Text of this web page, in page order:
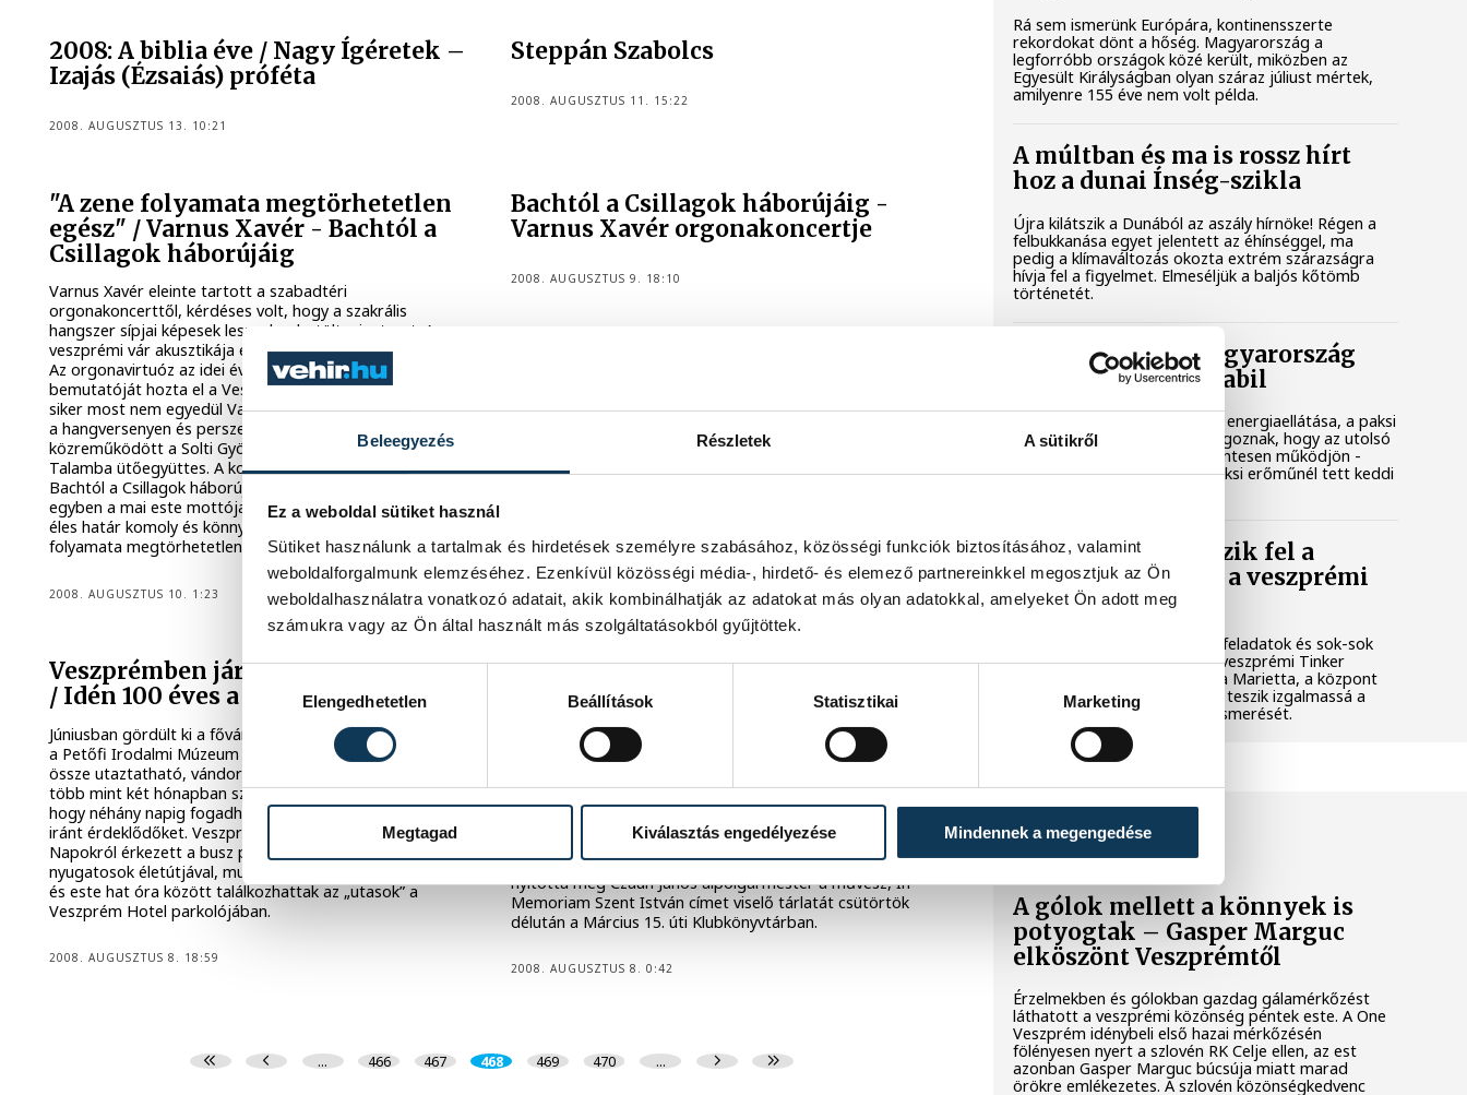
Beleegyezés Részletek A sütikről
Ez a weboldal sütiket használ
Sütiket használunk a tartalmak és hirdetések személyre szabásához, közösségi funkciók biztosításához, valamint
weboldalforgalmunk elemzéséhez. Ezenkívül közösségi média-, hirdető- és elemező partnereinkkel megosztjuk az Ön
weboldalhasználatra vonatkozó adatait, akik kombinálhatják az adatokat más olyan adatokkal, amelyeket Ön adott meg
számukra vagy az Ön által használt más szolgáltatásokból gyűjtöttek.
Hozzájárulás kiválasztása
Elengedhetetlen
Beállítások Statisztikai Marketing
Megtagad Kiválasztás engedélyezése Mindennek a megengedése
2008: A biblia éve / Nagy Ígéretek –
Izajás (Ézsaiás) próféta
2008. AUGUSZTUS 13. 10:21
Steppán Szabolcs
2008. AUGUSZTUS 11. 15:22
"A zene folyamata megtörhetetlen
egész" / Varnus Xavér - Bachtól a
Csillagok háborújáig
Varnus Xavér eleinte tartott a szabadtéri
orgonakoncerttől, kérdéses volt, hogy a szakrális
hangszer sípjai képesek lesznek-e betölteni a teret. A
veszprémi vár akusztikája ez alkalommal is jól vizsgázott.
Az orgonavirtuóz az idei évben kiadott albumának
bemutatóját hozta el a Veszprémi Nyári Fesztiválra. A
siker most nem egyedül Varnus Xavér játékának jutalma,
a hangversenyen és persze a lemez felvételénél is
közreműködött a Solti György Rézfúvós zenekar és a
Talamba ütőegyüttes. A koncert, akár csak a lemez, a
Bachtól a Csillagok háborújáig címet viseli. Az a célom, s
egyben a mai este mottója is, hogy bebizonyítsam, nincs
éles határ komoly és könnyű zene között. A zene
folyamata megtörhetetlen egész – mondta Varnus Xavér.
2008. AUGUSZTUS 10. 1:23
Bachtól a Csillagok háborújáig -
Varnus Xavér orgonakoncertje
2008. AUGUSZTUS 9. 18:10
Veszprémben járt a Nyugat100 busz
/ Idén 100 éves a Nyugat
Júniusban gördült ki a fővárosból a Nyugat100 busz, mely
a Petőfi Irodalmi Múzeum jubileumi tárlatát tömöríti
össze utaztatható, vándorkiállítás formájában. Az elmúlt
több mint két hónapban számtalan helyen megfordultak,
hogy néhány napig fogadhassák vidéken is az irodalom
iránt érdeklődőket. Veszprémbe a Kapolcsi Bűvészeti
Napokról érkezett a busz pénteken délelőtt. A nagy
nyugatosok életútjával, munkáival és fotóival délelőtt 10
és este hat óra között találkozhattak az „utasok” a
Veszprém Hotel parkolójában.
2008. AUGUSZTUS 8. 18:59
Tisztelet Szent Istvánnak, a királyi
városban / Nagy István újságíró,
festőművész kiállítása a
könyvtárban
Nagy Istvánt úgy ismerhettük meg, mint akinek
szerszáma a toll, munkájának gyümölcse pedig a betű,
ugyanakkor gyermekkora óta fest. Képei szakrális
töltetűek, pasztelljei a templomok színes, festett
üvegmozaikjaira emlékeztetnek – ezekkel a szavakkal
nyitotta meg Czaun János alpolgármester a művész, In
Memoriam Szent István címet viselő tárlatát csütörtök
délután a Március 15. úti Klubkönyvtárban.
2008. AUGUSZTUS 8. 0:42
... 466 467 468 469 470 ...
Rá sem ismerünk Európára, kontinensszerte
rekordokat dönt a hőség. Magyarország a
legforróbb országok közé került, miközben az
Egyesült Királyságban olyan száraz júliust mértek,
amilyenre 155 éve nem volt példa.
A múltban és ma is rossz hírt
hoz a dunai Ínség-szikla
Újra kilátszik a Dunából az aszály hírnöke! Régen a
felbukkanása egyet jelentett az éhínséggel, ma
pedig a klímaváltozás okozta extrém szárazságra
hívja fel a figyelmet. Elmeséljük a baljós kőtömb
történetét.
Magyar Péter: Magyarország
energiaellátása stabil
Jelenleg stabil Magyarország energiaellátása, a paksi
erőmű munkatársai azon dolgoznak, hogy az utolsó
még termelő turbina hibamentesen működjön -
közölte a miniszterelnök a paksi erőműnél tett keddi
Játék közben fedezik fel a
tudomány világát a veszprémi
gyerekek
Látványos kísérletek, kreatív feladatok és sok-sok
élmény várja a gyerekeket a veszprémi Tinker
Labsben. Videónkban Balassa Marietta, a központ
vezetője mutatja be, hogyan teszik izgalmassá a
természettudományok megismerését.
A gólok mellett a könnyek is
potyogtak – Gasper Marguc
elköszönt Veszprémtől
Érzelmekben és gólokban gazdag gálamérkőzést
láthatott a veszprémi közönség péntek este. A One
Veszprém idénybeli első hazai mérkőzésén
fölényesen nyert a szlovén RK Celje ellen, az est
azonban Gasper Marguc búcsúja miatt marad
örökre emlékezetes. A szlovén közönségkedvenc